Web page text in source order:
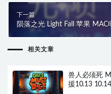
下一篇
陨落之光 Light Fall 苹果 MAC
相关文章
兽人必须死
援10.13